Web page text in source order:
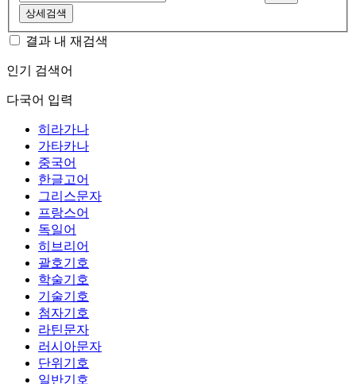
상세검색
결과 내 재검색
인기 검색어
다국어 입력
히라가나
가타카나
중국어
한글고어
그리스문자
프랑스어
독일어
히브리어
괄호기호
학술기호
기술기호
첨자기호
라틴문자
러시아문자
단위기호
일반기호